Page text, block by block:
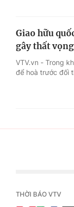
Giao hữu
gây thất vọng
VTV.vn - Trong
để hoà trước đối
THỜI BÁO VTV